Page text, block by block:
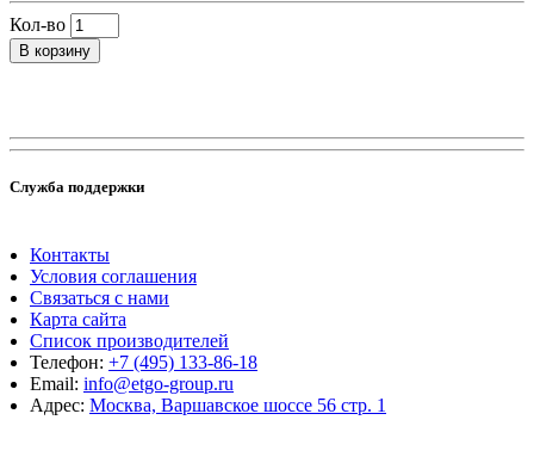
Кол-во
В корзину
Служба поддержки
Контакты
Условия соглашения
Связаться с нами
Карта сайта
Список производителей
Телефон: +7 (495) 133-86-18
Email: info@etgo-group.ru
Адрес: Москва, Варшавское шоссе 56 стр. 1